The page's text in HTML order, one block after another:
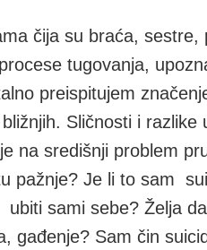
čija su braća, sestre,
tugovanja,
preispitujem
Sličnosti i
na središnji problem
pažnje? Je li to sam
sami sebe? Želja
gađenje? Sam čin